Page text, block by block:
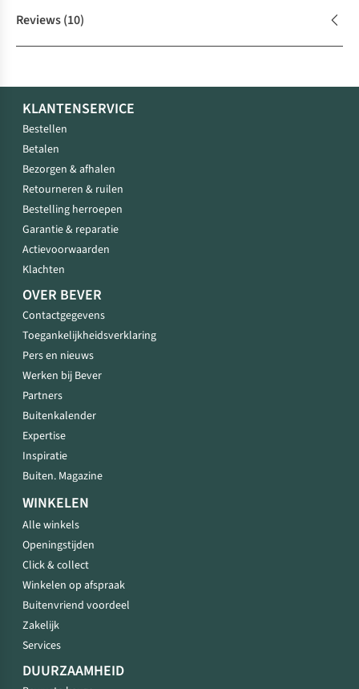
Reviews(10)
KLANTENSERVICE
Bestellen
Betalen
Bezorgen & afhalen
Retourneren & ruilen
Bestelling herroepen
Garantie & reparatie
Actievoorwaarden
Klachten
OVER BEVER
Contactgegevens
Toegankelijkheidsverklaring
Pers en nieuws
Werken bij Bever
Partners
Buitenkalender
Expertise
Inspiratie
Buiten. Magazine
WINKELEN
Alle winkels
Openingstijden
Click & collect
Winkelen op afspraak
Buitenvriend voordeel
Zakelijk
Services
DUURZAAMHEID